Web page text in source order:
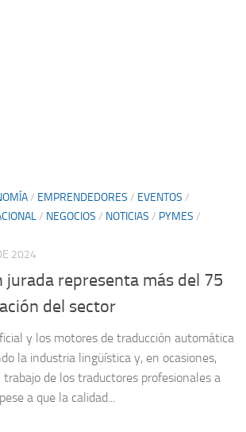
/ EMPRENDEDORES / EVENTOS /
/ NEGOCIOS / NOTICIAS / PYMES /
2024
jurada representa más del 75
del sector
y los motores de traducción automática
la industria lingüística y, en ocasiones,
de los traductores profesionales a
a que la calidad...